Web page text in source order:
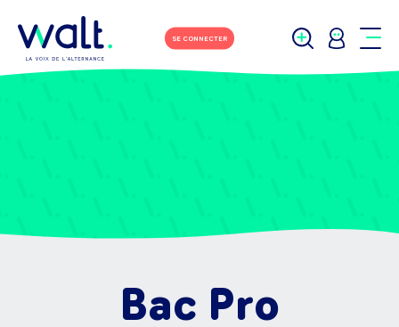
SE CONNECTER
Bac Pro